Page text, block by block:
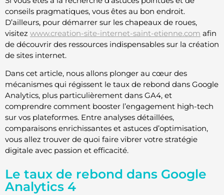
conseils pragmatiques, vous êtes au bon endroit.
D’ailleurs, pour démarrer sur les chapeaux de roues,
visitez www.creation-site-internet-saint-etienne.com afin
de découvrir des ressources indispensables sur la création
de sites internet.
Dans cet article, nous allons plonger au cœur des
mécanismes qui régissent le taux de rebond dans Google
Analytics, plus particulièrement dans GA4, et
comprendre comment booster l’engagement high-tech
sur vos plateformes. Entre analyses détaillées,
comparaisons enrichissantes et astuces d’optimisation,
vous allez trouver de quoi faire vibrer votre stratégie
digitale avec passion et efficacité.
Le taux de rebond dans Google
Analytics 4